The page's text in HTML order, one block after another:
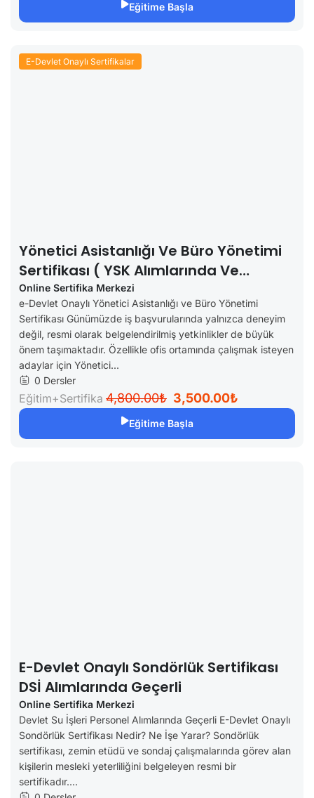
Eğitime Başla
E-Devlet Onaylı Sertifikalar
Yönetici Asistanlığı Ve Büro Yönetimi
Sertifikası ( YSK Alımlarında Ve
Özellerde Geçerli)
Online Sertifika Merkezi
e-Devlet Onaylı Yönetici Asistanlığı ve Büro Yönetimi
Sertifikası Günümüzde iş başvurularında yalnızca deneyim
değil, resmi olarak belgelendirilmiş yetkinlikler de büyük
önem taşımaktadır. Özellikle ofis ortamında çalışmak isteyen
adaylar için Yönetici...
0 Dersler
Eğitim+Sertifika 4,800.00₺ 3,500.00₺
Eğitime Başla
E-Devlet Onaylı Sondörlük Sertifikası
DSİ Alımlarında Geçerli
Online Sertifika Merkezi
Devlet Su İşleri Personel Alımlarında Geçerli E-Devlet Onaylı
Sondörlük Sertifikası Nedir? Ne İşe Yarar? Sondörlük
sertifikası, zemin etüdü ve sondaj çalışmalarında görev alan
kişilerin mesleki yeterliliğini belgeleyen resmi bir
sertifikadır....